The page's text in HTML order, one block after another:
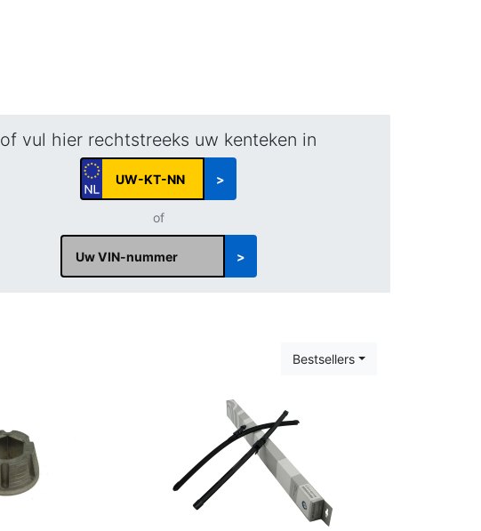
of vul hier rechtstreeks uw kenteken in
>
of
>
Bestsellers